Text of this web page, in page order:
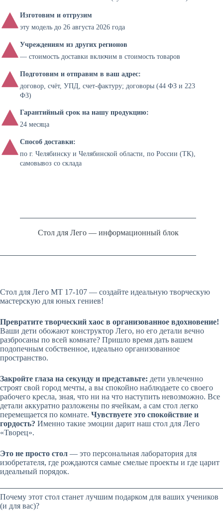
Изготовим и отгрузим
эту модель до 26 августа 2026 года
Учреждениям из других регионов
— стоимость доставки включим в стоимость товаров
Подготовим и отправим в ваш адрес:
договор, счёт, УПД, счет-фактуру; договоры (44 ФЗ и 223
ФЗ)
Гарантийный срок на нашу продукцию:
24 месяца
Способ доставки:
по г. Челябинску и Челябинской области, по России (ТК),
самовывоз со склада
Стол для Лего — информационный блок
Стол для Лего МТ 17-107 — создайте идеальную творческую
мастерскую для юных гениев!
Превратите творческий хаос в организованное вдохновение!
Ваши дети обожают конструктор Лего, но его детали вечно
разбросаны по всей комнате? Пришло время дать вашем
подопечным собственное, идеально организованное
пространство.
Закройте глаза на секунду и представьте: дети увлеченно
строят свой город мечты, а вы спокойно наблюдаете со своего
рабочего кресла, зная, что ни на что наступить невозможно. Все
детали аккуратно разложены по ячейкам, а сам стол легко
перемещается по комнате. Чувствуете это спокойствие и
гордость? Именно такие эмоции дарит наш стол для Лего
«Творец».
Это не просто стол — это персональная лаборатория для
изобретателя, где рождаются самые смелые проекты и где царит
идеальный порядок.
Почему этот стол станет лучшим подарком для ваших учеников
(и для вас)?